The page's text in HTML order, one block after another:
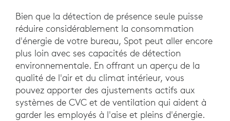
Bien que la détection de présence seule puisse
réduire considérablement la consommation
d'énergie de votre bureau, Spot peut aller encore
plus loin avec ses capacités de détection
environnementale. En offrant un aperçu de la
qualité de l'air et du climat intérieur, vous
pouvez apporter des ajustements actifs aux
systèmes de CVC et de ventilation qui aident à
garder les employés à l'aise et pleins d'énergie.